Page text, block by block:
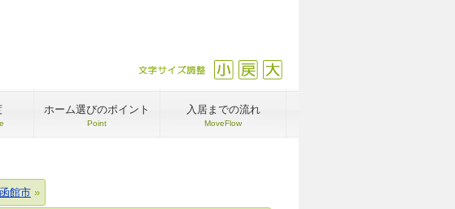
戻す
縮小
文字サイズ調整
ホーム選びのポイント
Point
入居までの流れ
MoveFlow
函館市